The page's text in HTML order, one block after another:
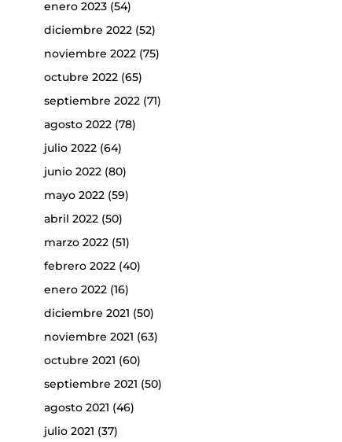
enero 2023(54)
diciembre 2022(52)
noviembre 2022(75)
octubre 2022(65)
septiembre 2022(71)
agosto 2022(78)
julio 2022(64)
junio 2022(80)
mayo 2022(59)
abril 2022(50)
marzo 2022(51)
febrero 2022(40)
enero 2022(16)
diciembre 2021 (50)
noviembre 2021 (63)
octubre 2021 (60)
septiembre 2021 (50)
agosto 2021 (46)
julio 2021 (37)